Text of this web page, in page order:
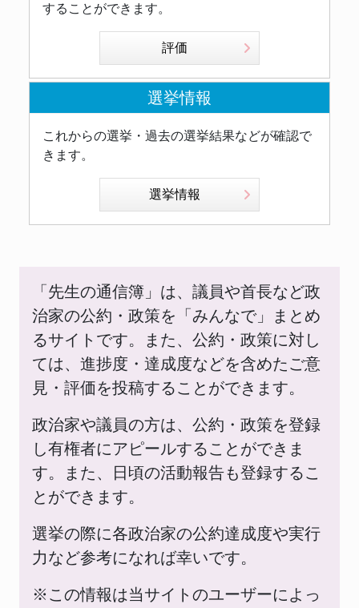
することができます。
評価
選挙情報
これからの選挙・過去の選挙結果などが確認で
きます。
選挙情報
「先生の通信簿」は、議員や首長など政
治家の公約・政策を「みんなで」まとめ
るサイトです。また、公約・政策に対し
ては、進捗度・達成度などを含めたご意
見・評価を投稿することができます。
政治家や議員の方は、公約・政策を登録
し有権者にアピールすることができま
す。また、日頃の活動報告も登録するこ
とができます。
選挙の際に各政治家の公約達成度や実行
力など参考になれば幸いです。
※この情報は当サイトのユーザーによっ